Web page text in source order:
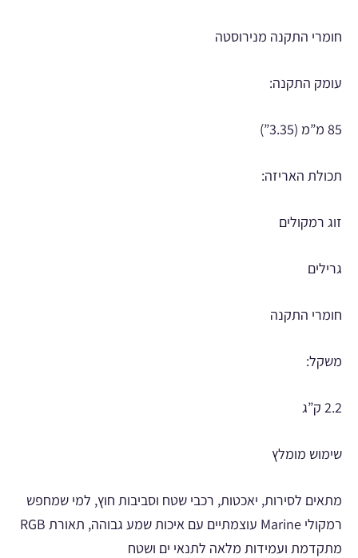
חומרי התקנה מנירוסטה
עומק התקנה:
85 מ”מ (3.35”)
תכולת האריזה:
זוג רמקולים
גרילים
חומרי התקנה
משקל:
2.2 ק”ג
שימוש מומלץ
מתאים לסירות, יאכטות, רכבי שטח וסביבות חוץ, למי שמחפש
רמקולי Marine עוצמתיים עם איכות שמע גבוהה, תאורת RGB
מתקדמת ועמידות מלאה לתנאי ים ושטח